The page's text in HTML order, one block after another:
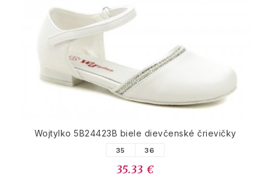
Wojtylko 5B24423B biele dievčenské črievičky
35 36
35.33 €